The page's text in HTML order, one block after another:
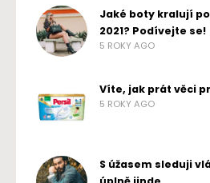
Jaké boty kralují
2021? Podívejte se!
5 ROKY AGO
Víte, jak prát věci
5 ROKY AGO
S úžasem sleduji